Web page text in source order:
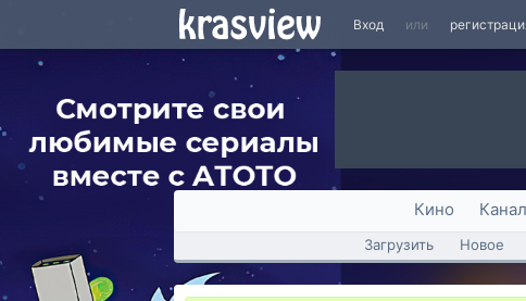
Вход или
Кино
Загрузить Новое